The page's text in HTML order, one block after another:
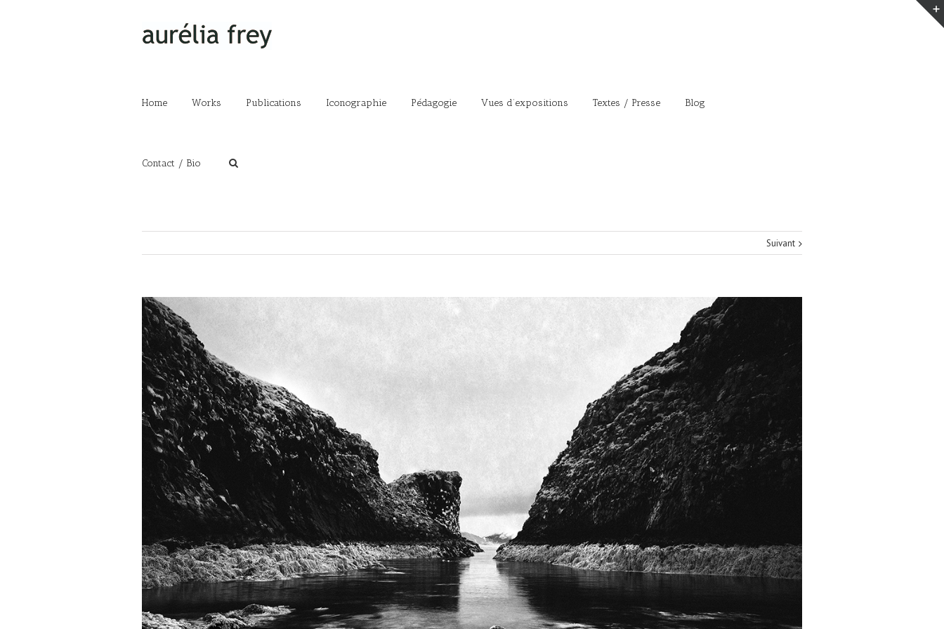
Home Works Publications Iconographie Pédagogie Vues d’expositions Textes / Presse Blog
Contact / Bio
Suivant